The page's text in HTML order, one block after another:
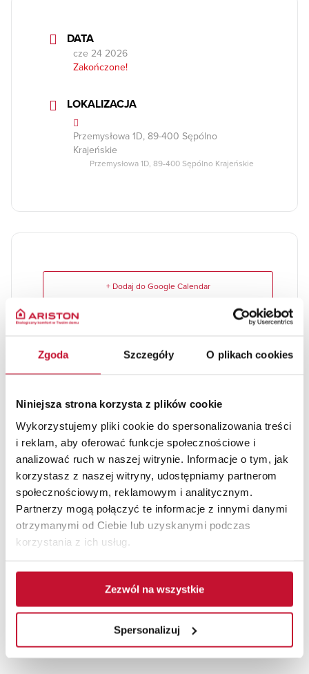
Zgoda Szczegóły O plikach cookies
Niniejsza strona korzysta z plików cookie
Wykorzystujemy pliki cookie do spersonalizowania treści
i reklam, aby oferować funkcje społecznościowe i
analizować ruch w naszej witrynie. Informacje o tym, jak
korzystasz z naszej witryny, udostępniamy partnerom
społecznościowym, reklamowym i analitycznym.
Partnerzy mogą połączyć te informacje z innymi danymi
otrzymanymi od Ciebie lub uzyskanymi podczas
korzystania z ich usług.
Zezwól na wszystkie
Spersonalizuj
DATA
cze 24 2026
Zakończone!
LOKALIZACJA
Przemysłowa 1D, 89-400 Sępólno
Krajeńskie
Przemysłowa 1D, 89-400 Sępólno Krajeńskie
+ Dodaj do Google Calendar
POLEĆ TO WYDARZENIE